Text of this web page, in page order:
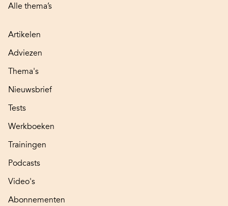
Alle thema’s
Artikelen
Adviezen
Thema's
Nieuwsbrief
Tests
Werkboeken
Trainingen
Podcasts
Video's
Abonnementen